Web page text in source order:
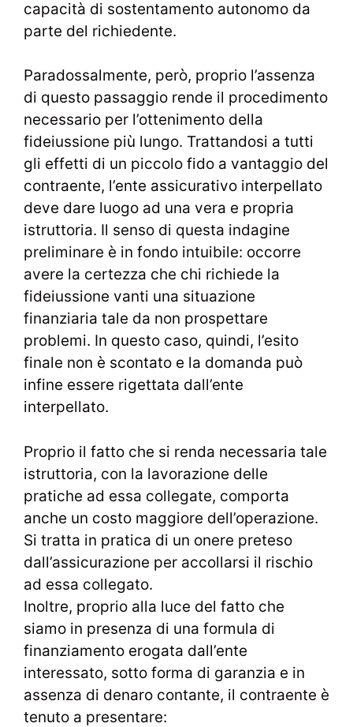
capacità di sostentamento autonomo da
parte del richiedente.
Paradossalmente, però, proprio l’assenza
di questo passaggio rende il procedimento
necessario per l’ottenimento della
fideiussione più lungo. Trattandosi a tutti
gli effetti di un piccolo fido a vantaggio del
contraente, l’ente assicurativo interpellato
deve dare luogo ad una vera e propria
istruttoria. Il senso di questa indagine
preliminare è in fondo intuibile: occorre
avere la certezza che chi richiede la
fideiussione vanti una situazione
finanziaria tale da non prospettare
problemi. In questo caso, quindi, l’esito
finale non è scontato e la domanda può
infine essere rigettata dall’ente
interpellato.
Proprio il fatto che si renda necessaria tale
istruttoria, con la lavorazione delle
pratiche ad essa collegate, comporta
anche un costo maggiore dell’operazione.
Si tratta in pratica di un onere preteso
dall’assicurazione per accollarsi il rischio
ad essa collegato.
Inoltre, proprio alla luce del fatto che
siamo in presenza di una formula di
finanziamento erogata dall’ente
interessato, sotto forma di garanzia e in
assenza di denaro contante, il contraente è
tenuto a presentare: